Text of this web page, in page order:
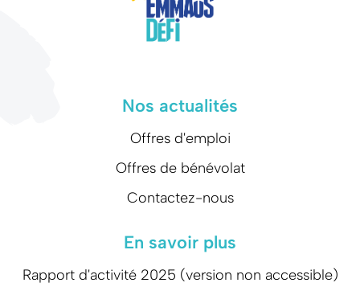
Nos actualités
Offres d'emploi
Offres de bénévolat
Contactez-nous
En savoir plus
Rapport d'activité 2025 (version non accessible)